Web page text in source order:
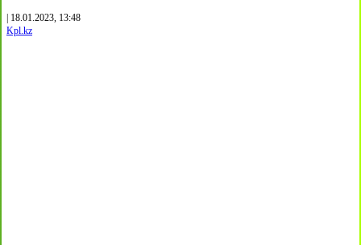
| 18.01.2023, 13:48
Kpl.kz